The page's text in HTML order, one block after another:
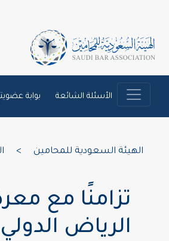
الأسئلة الشائعة بوابة عضويتي
الهيئة السعودية للمحامين
تزامنًا مع
الرياض الدولي